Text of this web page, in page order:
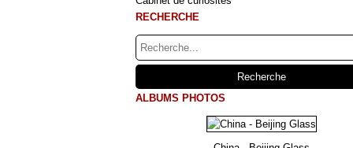
RECHERCHE
ALBUMS PHOTOS